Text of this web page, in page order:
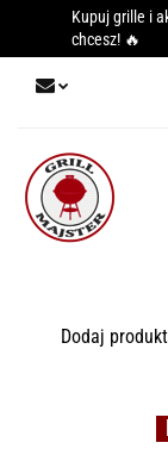
Kupuj grille i
chcesz! 🔥
Dodaj